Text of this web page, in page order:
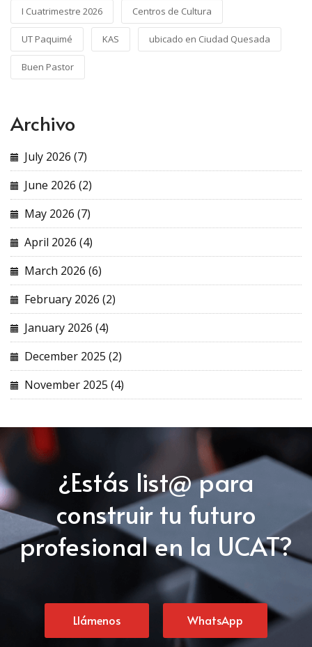
I Cuatrimestre 2026 Centros de Cultura
UT Paquimé KAS ubicado en Ciudad Quesada
Buen Pastor
Archivo
July 2026 (7)
June 2026 (2)
May 2026 (7)
April 2026 (4)
March 2026 (6)
February 2026 (2)
January 2026 (4)
December 2025 (2)
November 2025 (4)
¿Estás list@ para
construir tu futuro
profesional en la UCAT?
Llámenos WhatsApp